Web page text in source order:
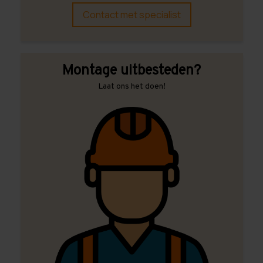
Contact met specialist
Montage uitbesteden?
Laat ons het doen!